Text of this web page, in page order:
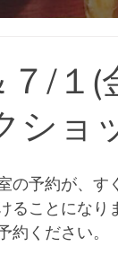
７/
ショ
の予約が、
ることになり
約ください。